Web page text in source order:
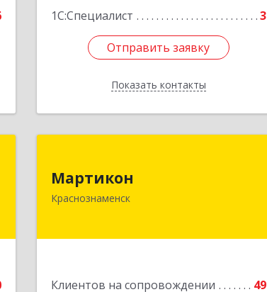
1С:Специалист
3
Отправить заявку
Показать контакты
Подробнее
Отправить заявку
Назад
Мартикон
Краснознаменск
Клиентов на сопровождении 49
Краснознаменск г, Краснознаменная